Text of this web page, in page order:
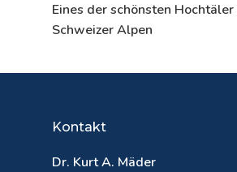
Eines der schönsten
Schweizer Alpen
Kontakt
Dr. Kurt A. Mäder